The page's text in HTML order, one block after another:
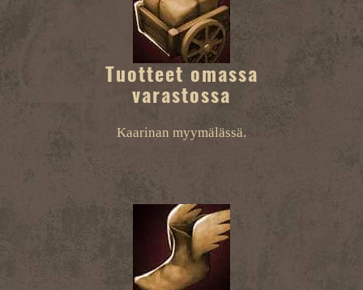
Tuotteet omassa
varastossa
Kaarinan myymälässä.